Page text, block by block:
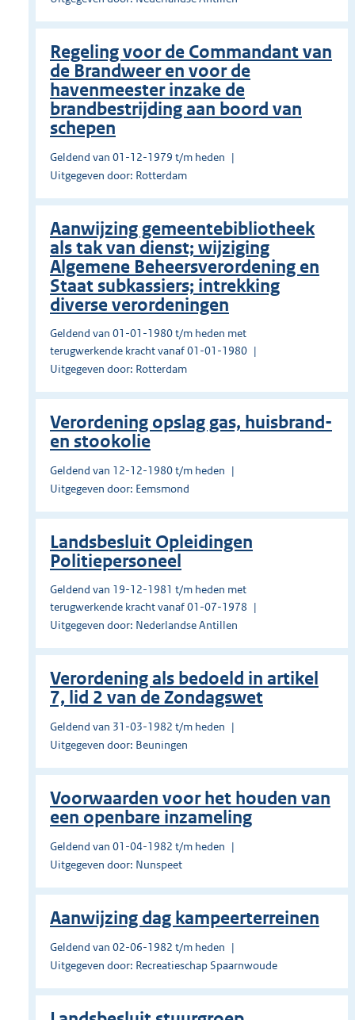
Regeling voor de Commandant van
de Brandweer en voor de
havenmeester inzake de
brandbestrijding aan boord van
schepen
Geldend van 01-12-1979 t/m heden
Uitgegeven door: Rotterdam
Aanwijzing gemeentebibliotheek
als tak van dienst; wijziging
Algemene Beheersverordening en
Staat subkassiers; intrekking
diverse verordeningen
Geldend van 01-01-1980 t/m heden met
terugwerkende kracht vanaf 01-01-1980
Uitgegeven door: Rotterdam
Verordening opslag gas, huisbrand-
en stookolie
Geldend van 12-12-1980 t/m heden
Uitgegeven door: Eemsmond
Landsbesluit Opleidingen
Politiepersoneel
Geldend van 19-12-1981 t/m heden met
terugwerkende kracht vanaf 01-07-1978
Uitgegeven door: Nederlandse Antillen
Verordening als bedoeld in artikel
7, lid 2 van de Zondagswet
Geldend van 31-03-1982 t/m heden
Uitgegeven door: Beuningen
Voorwaarden voor het houden van
een openbare inzameling
Geldend van 01-04-1982 t/m heden
Uitgegeven door: Nunspeet
Aanwijzing dag kampeerterreinen
Geldend van 02-06-1982 t/m heden
Uitgegeven door: Recreatieschap Spaarnwoude